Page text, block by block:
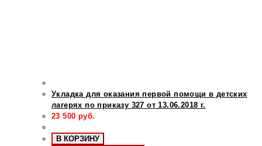
Укладка для оказания первой помощи в детских
лагерях по приказу 327 от 13.06.2018 г.
23 500 руб.
В КОРЗИНУ